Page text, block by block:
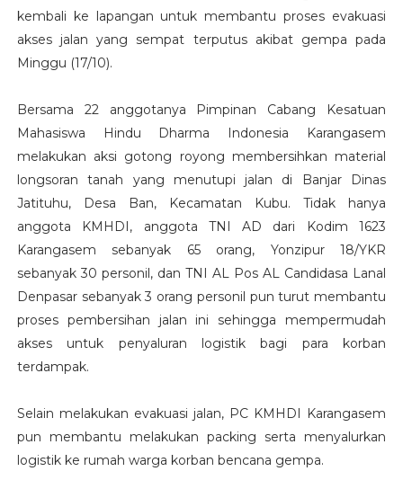
kembali ke lapangan untuk membantu proses evakuasi
akses jalan yang sempat terputus akibat gempa pada
Minggu (17/10).
Bersama 22 anggotanya Pimpinan Cabang Kesatuan
Mahasiswa Hindu Dharma Indonesia Karangasem
melakukan aksi gotong royong membersihkan material
longsoran tanah yang menutupi jalan di Banjar Dinas
Jatituhu, Desa Ban, Kecamatan Kubu. Tidak hanya
anggota KMHDI, anggota TNI AD dari Kodim 1623
Karangasem sebanyak 65 orang, Yonzipur 18/YKR
sebanyak 30 personil, dan TNI AL Pos AL Candidasa Lanal
Denpasar sebanyak 3 orang personil pun turut membantu
proses pembersihan jalan ini sehingga mempermudah
akses untuk penyaluran logistik bagi para korban
terdampak.
Selain melakukan evakuasi jalan, PC KMHDI Karangasem
pun membantu melakukan packing serta menyalurkan
logistik ke rumah warga korban bencana gempa.